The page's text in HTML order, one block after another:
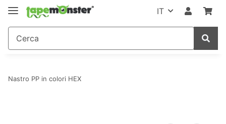
IT
Nastro PP in colori HEX